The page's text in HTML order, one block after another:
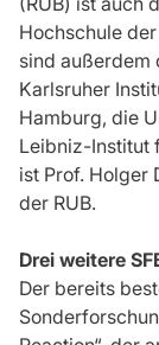
Hochschule
sind außerdem
Karlsruher
Hamburg, die
Leibniz-Institut
ist Prof. Holger
der RUB.
Drei weitere
Der bereits